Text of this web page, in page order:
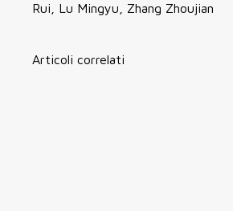
Rui, Lu Mingyu, Zhang Zhoujian
Articoli correlati